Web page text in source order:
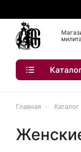
Главная Каталог